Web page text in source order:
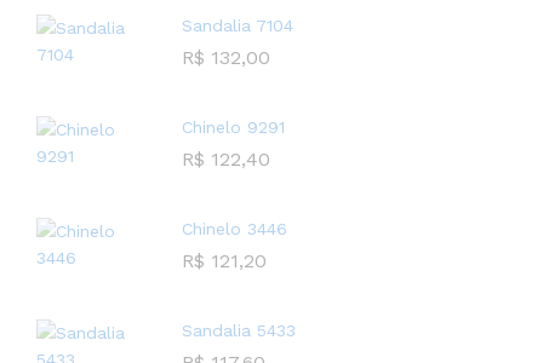
Sandalia 7104
R$ 132,00
Chinelo 9291
R$ 122,40
Chinelo 3446
R$ 121,20
Sandalia 5433